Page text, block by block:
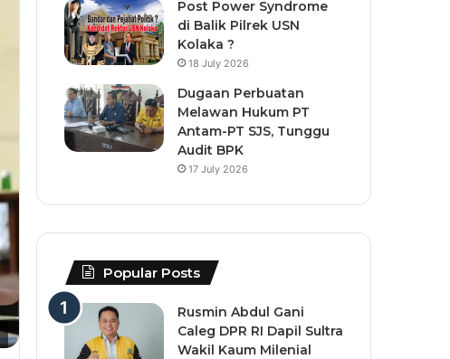
Post Power Syndrome
di Balik Pilrek USN
Kolaka ?
18 July 2026
Dugaan Perbuatan
Melawan Hukum PT
Antam-PT SJS, Tunggu
Audit BPK
17 July 2026
Popular Posts
Rusmin Abdul Gani
Caleg DPR RI Dapil Sultra
Wakil Kaum Milenial